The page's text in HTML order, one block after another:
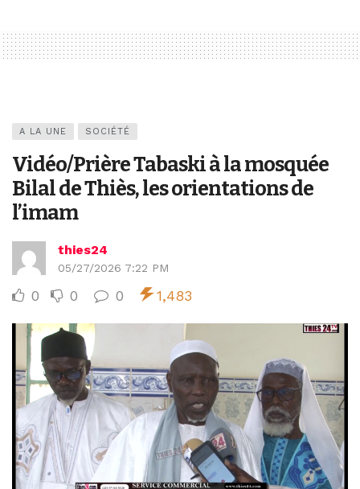
A LA UNE SOCIÉTÉ
Vidéo/Prière Tabaski à la mosquée
Bilal de Thiès, les orientations de
l’imam
thies24
05/27/2026 7:22 PM
0 0 0 1,483